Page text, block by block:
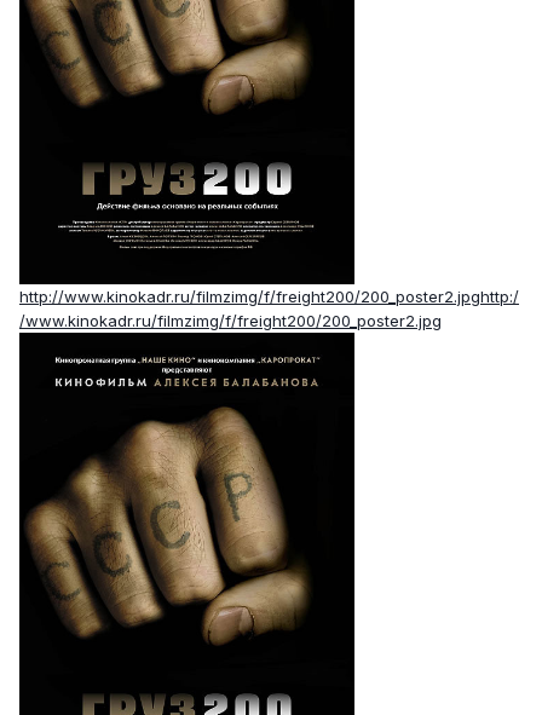
http://www.kinokadr.ru/filmzimg/f/freight200/200_poster2.jpghttp:/
/www.kinokadr.ru/filmzimg/f/freight200/200_poster2.jpg